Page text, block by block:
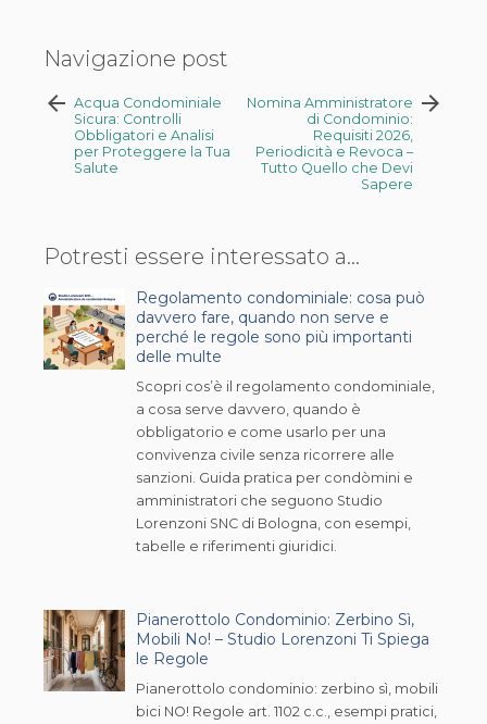
Navigazione post
arrow_back Acqua Condominiale
Sicura: Controlli
Obbligatori e Analisi
per Proteggere la Tua
Salute
Nomina Amministratore
di Condominio:
Requisiti 2026,
Periodicità e Revoca –
Tutto Quello che Devi
Sapere
arrow_forward
Potresti essere interessato a...
Regolamento condominiale: cosa può
davvero fare, quando non serve e
perché le regole sono più importanti
delle multe
Scopri cos’è il regolamento condominiale,
a cosa serve davvero, quando è
obbligatorio e come usarlo per una
convivenza civile senza ricorrere alle
sanzioni. Guida pratica per condòmini e
amministratori che seguono Studio
Lorenzoni SNC di Bologna, con esempi,
tabelle e riferimenti giuridici.
Pianerottolo Condominio: Zerbino Sì,
Mobili No! – Studio Lorenzoni Ti Spiega
le Regole
Pianerottolo condominio: zerbino sì, mobili
bici NO! Regole art. 1102 c.c., esempi pratici,